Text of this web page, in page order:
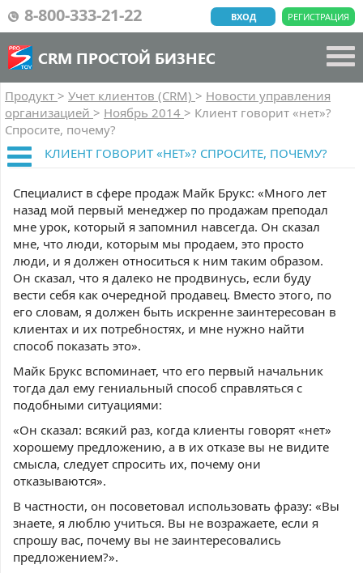
8-800-333-21-22 РЕГИСТРАЦИЯ
ВХОД
CRM ПРОСТОЙ БИЗНЕС
Продукт > Учет клиентов (CRM) > Новости управления
организацией > Ноябрь 2014 > Клиент говорит «нет»?
Спросите, почему?
КЛИЕНТ ГОВОРИТ «НЕТ»? СПРОСИТЕ, ПОЧЕМУ?
Специалист в сфере продаж Майк Брукс: «Много лет
назад мой первый менеджер по продажам преподал
мне урок, который я запомнил навсегда. Он сказал
мне, что люди, которым мы продаем, это просто
люди, и я должен относиться к ним таким образом.
Он сказал, что я далеко не продвинусь, если буду
вести себя как очередной продавец. Вместо этого, по
его словам, я должен быть искренне заинтересован в
клиентах и их потребностях, и мне нужно найти
способ показать это».
Майк Брукс вспоминает, что его первый начальник
тогда дал ему гениальный способ справляться с
подобными ситуациями:
«Он сказал: всякий раз, когда клиенты говорят «нет»
хорошему предложению, а в их отказе вы не видите
смысла, следует спросить их, почему они
отказываются».
В частности, он посоветовал использовать фразу: «Вы
знаете, я люблю учиться. Вы не возражаете, если я
спрошу вас, почему вы не заинтересовались
предложением?».